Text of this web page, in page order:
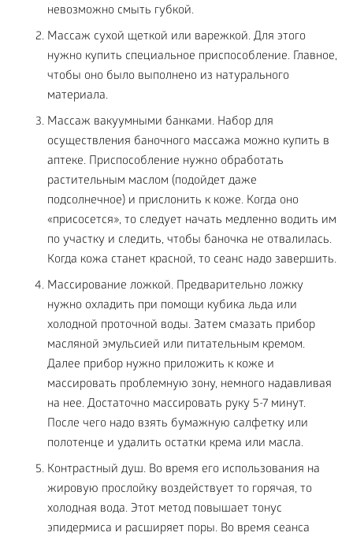
невозможно смыть губкой.
Массаж сухой щеткой или варежкой. Для этого
нужно купить специальное приспособление. Главное,
чтобы оно было выполнено из натурального
материала.
Массаж вакуумными банками. Набор для
осуществления баночного массажа можно купить в
аптеке. Приспособление нужно обработать
растительным маслом (подойдет даже
подсолнечное) и прислонить к коже. Когда оно
«присосется», то следует начать медленно водить им
по участку и следить, чтобы баночка не отвалилась.
Когда кожа станет красной, то сеанс надо завершить.
Массирование ложкой. Предварительно ложку
нужно охладить при помощи кубика льда или
холодной проточной воды. Затем смазать прибор
масляной эмульсией или питательным кремом.
Далее прибор нужно приложить к коже и
массировать проблемную зону, немного надавливая
на нее. Достаточно массировать руку 5-7 минут.
После чего надо взять бумажную салфетку или
полотенце и удалить остатки крема или масла.
Контрастный душ. Во время его использования на
жировую прослойку воздействует то горячая, то
холодная вода. Этот метод повышает тонус
эпидермиса и расширяет поры. Во время сеанса